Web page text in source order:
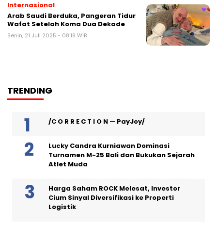
Internasional
Arab Saudi Berduka, Pangeran Tidur
Wafat Setelah Koma Dua Dekade
Senin, 21 Juli 2025 - 08:18 WIB
TRENDING
/C O R R E C T I O N — PayJoy/
Lucky Candra Kurniawan Dominasi
Turnamen M-25 Bali dan Bukukan Sejarah
Atlet Muda
Harga Saham ROCK Melesat, Investor
Cium Sinyal Diversifikasi ke Properti
Logistik